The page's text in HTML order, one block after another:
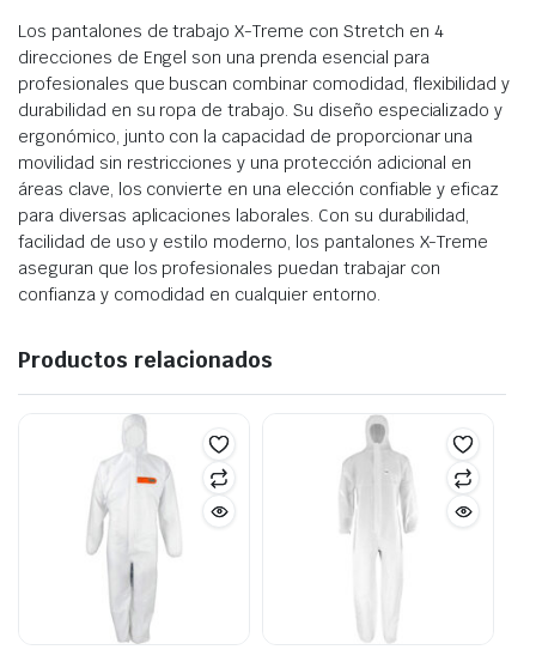
Los pantalones de trabajo X-Treme con Stretch en 4
direcciones de Engel son una prenda esencial para
profesionales que buscan combinar comodidad, flexibilidad y
durabilidad en su ropa de trabajo. Su diseño especializado y
ergonómico, junto con la capacidad de proporcionar una
movilidad sin restricciones y una protección adicional en
áreas clave, los convierte en una elección confiable y eficaz
para diversas aplicaciones laborales. Con su durabilidad,
facilidad de uso y estilo moderno, los pantalones X-Treme
aseguran que los profesionales puedan trabajar con
confianza y comodidad en cualquier entorno.
Productos relacionados